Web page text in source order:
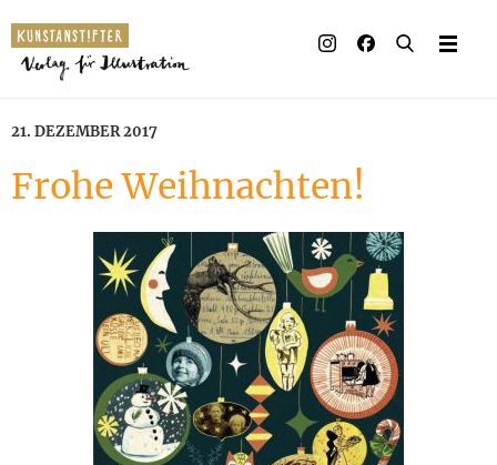
21. DEZEMBER 2017
Frohe Weihnachten!
Verlag
Presse & Handel
Rechte
Begleitmaterial
Kontakt